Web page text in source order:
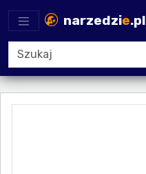
narzedzie.pl